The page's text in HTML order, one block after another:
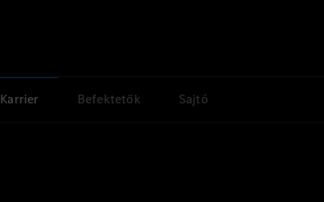
Karrier Befektetők Sajtó